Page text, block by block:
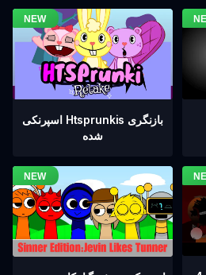
اسپرنکی Htsprunkis بازنگری
شده